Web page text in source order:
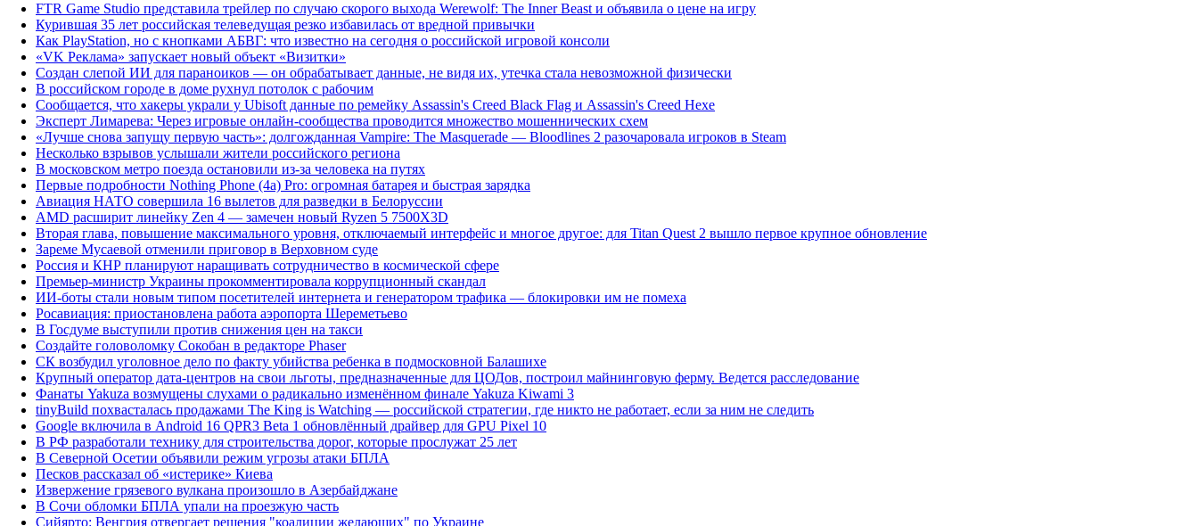
FTR Game Studio представила трейлер по случаю скорого выхода Werewolf: The Inner Beast и объявила о цене на игру
Курившая 35 лет российская телеведущая резко избавилась от вредной привычки
Как PlayStation, но с кнопками АБВГ: что известно на сегодня о российской игровой консоли
«VK Реклама» запускает новый объект «Визитки»
Создан слепой ИИ для параноиков — он обрабатывает данные, не видя их, утечка стала невозможной физически
В российском городе в доме рухнул потолок с рабочим
Сообщается, что хакеры украли у Ubisoft данные по ремейку Assassin's Creed Black Flag и Assassin's Creed Hexe
Эксперт Лимарева: Через игровые онлайн-сообщества проводится множество мошеннических схем
«Лучше снова запущу первую часть»: долгожданная Vampire: The Masquerade — Bloodlines 2 разочаровала игроков в Steam
Несколько взрывов услышали жители российского региона
В московском метро поезда остановили из-за человека на путях
Первые подробности Nothing Phone (4a) Pro: огромная батарея и быстрая зарядка
Авиация НАТО совершила 16 вылетов для разведки в Белоруссии
AMD расширит линейку Zen 4 — замечен новый Ryzen 5 7500X3D
Вторая глава, повышение максимального уровня, отключаемый интерфейс и многое другое: для Titan Quest 2 вышло первое крупное обновление
Зареме Мусаевой отменили приговор в Верховном суде
Россия и КНР планируют наращивать сотрудничество в космической сфере
Премьер-министр Украины прокомментировала коррупционный скандал
ИИ-боты стали новым типом посетителей интернета и генератором трафика — блокировки им не помеха
Росавиация: приостановлена работа аэропорта Шереметьево
В Госдуме выступили против снижения цен на такси
Создайте головоломку Сокобан в редакторе Phaser
СК возбудил уголовное дело по факту убийства ребенка в подмосковной Балашихе
Крупный оператор дата-центров на свои льготы, предназначенные для ЦОДов, построил майнинговую ферму. Ведется расследование
Фанаты Yakuza возмущены слухами о радикально изменённом финале Yakuza Kiwami 3
tinyBuild похвасталась продажами The King is Watching — российской стратегии, где никто не работает, если за ним не следить
Google включила в Android 16 QPR3 Beta 1 обновлённый драйвер для GPU Pixel 10
В РФ разработали технику для строительства дорог, которые прослужат 25 лет
В Северной Осетии объявили режим угрозы атаки БПЛА
Песков рассказал об «истерике» Киева
Извержение грязевого вулкана произошло в Азербайджане
В Сочи обломки БПЛА упали на проезжую часть
Сийярто: Венгрия отвергает решения "коалиции желающих" по Украине